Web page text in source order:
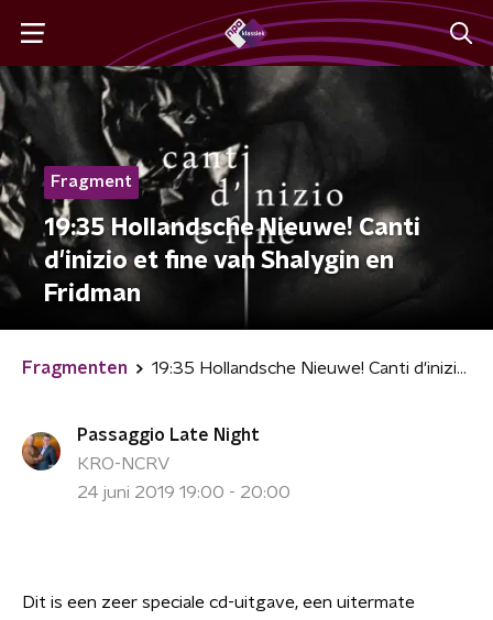
Fragment
19:35 Hollandsche Nieuwe! Canti
d'inizio et fine van Shalygin en
Fridman
Fragmenten 19:35 Hollandsche Nieuwe! Canti d'inizio et fine van Shalygin en Fridman
Passaggio Late Night
KRO-NCRV
24 juni 2019 19:00 - 20:00
Dit is een zeer speciale cd-uitgave, een uitermate